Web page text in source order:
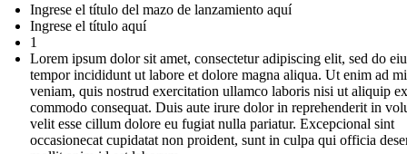
Ingrese el título del mazo de lanzamiento aquí
Ingrese el título aquí
1
Lorem ipsum dolor sit amet, consectetur adipiscing elit, sed do
tempor incididunt ut labore et dolore magna aliqua. Ut enim ad
veniam, quis nostrud exercitation ullamco laboris nisi ut aliquip
commodo consequat. Duis aute irure dolor in reprehenderit in
velit esse cillum dolore eu fugiat nulla pariatur. Excepcional sint
occasionecat cupidatat non proident, sunt in culpa qui officia